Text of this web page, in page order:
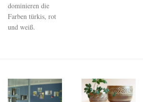
dominieren die
Farben türkis, rot
und weiß.